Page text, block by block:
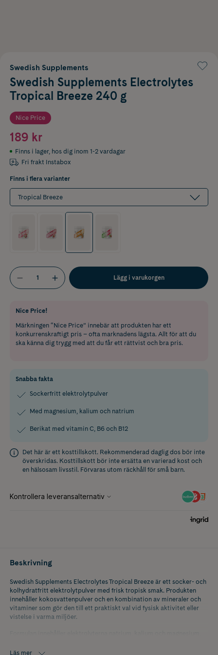
Swedish Supplements
Swedish Supplements Electrolytes
Tropical Breeze 240 g
Nice Price
189 kr
Finns i lager, hos dig inom 1-2 vardagar
Fri frakt Instabox
Finns i flera varianter
Tropical Breeze
Lägg i varukorgen
Nice Price!
Märkningen “Nice Price” innebär att produkten har ett
konkurrenskraftigt pris – ofta marknadens lägsta. Allt för att du
ska känna dig trygg med att du får ett rättvist och bra pris.
Snabba fakta
Sockerfritt elektrolytpulver
Med magnesium, kalium och natrium
Berikat med vitamin C, B6 och B12
Det här är ett kosttillskott. Rekommenderad daglig dos bör inte
överskridas. Kosttillskott bör inte ersätta en varierad kost och
en hälsosam livsstil. Förvaras utom räckhåll för små barn.
Beskrivning
Swedish Supplements Electrolytes Tropical Breeze är ett socker- och
kolhydratfritt elektrolytpulver med frisk tropisk smak. Produkten
innehåller kokosvattenpulver och en kombination av mineraler och
vitaminer som gör den till ett praktiskt val vid fysisk aktivitet eller
vistelse i varma miljöer.
och till musklernas normala funktion. Vitamin C, B6 och B12 bidrar till
Läs mer